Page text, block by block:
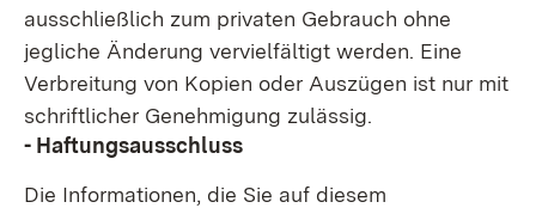
ausschließlich zum privaten Gebrauch ohne
jegliche Änderung vervielfältigt werden. Eine
Verbreitung von Kopien oder Auszügen ist nur mit
schriftlicher Genehmigung zulässig.
- Haftungsausschluss
Die Informationen, die Sie auf diesem